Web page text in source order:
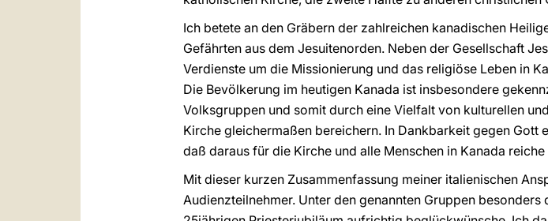
Ich betete an den Gräbern der zahlreichen kanadischen
Gefährten aus dem Jesuitenorden. Neben der Gesellschaft
Verdienste um die Missionierung und das religiöse Leben in
Die Bevölkerung im heutigen Kanada ist insbesondere
Volksgruppen und somit durch eine Vielfalt von kulturellen
Kirche gleichermaßen bereichern. In Dankbarkeit gegen Gott
daß daraus für die Kirche und alle Menschen in Kanada
Mit dieser kurzen Zusammenfassung meiner italienischen
Audienzteilnehmer. Unter den genannten Gruppen